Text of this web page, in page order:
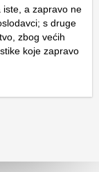
iste, a zapravo ne
s druge
zbog većih
koje zapravo